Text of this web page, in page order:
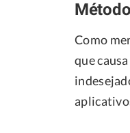
Como
que